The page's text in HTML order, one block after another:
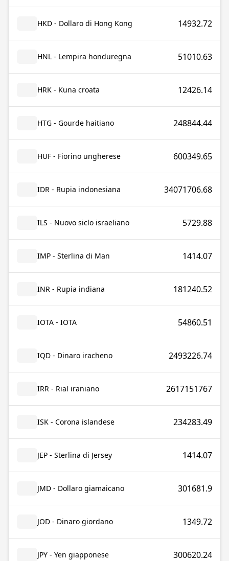
HKD - Dollaro di Hong Kong 14932.72
HNL - Lempira honduregna 51010.63
HRK - Kuna croata 12426.14
HTG - Gourde haitiano 248844.44
HUF - Fiorino ungherese 600349.65
IDR - Rupia indonesiana 34071706.68
ILS - Nuovo siclo israeliano 5729.88
IMP - Sterlina di Man 1414.07
INR - Rupia indiana 181240.52
IOTA - IOTA 54860.51
IQD - Dinaro iracheno 2493226.74
IRR - Rial iraniano 2617151767
ISK - Corona islandese 234283.49
JEP - Sterlina di Jersey 1414.07
JMD - Dollaro giamaicano 301681.9
JOD - Dinaro giordano 1349.72
JPY - Yen giapponese 300620.24